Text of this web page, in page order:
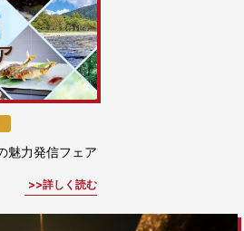
魅力発信フェア
詳しく読む